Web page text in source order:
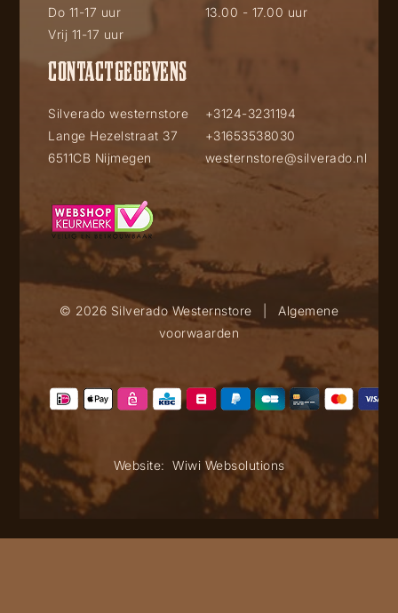
Do 11-17 uur
Vrij 11-17 uur
13.00 - 17.00 uur
CONTACTGEGEVENS
Silverado westernstore
Lange Hezelstraat 37
6511CB Nijmegen
+3124-3231194
+31653538030
westernstore@silverado.nl
© 2026 Silverado Westernstore
Algemene
voorwaarden
Website: Wiwi Websolutions